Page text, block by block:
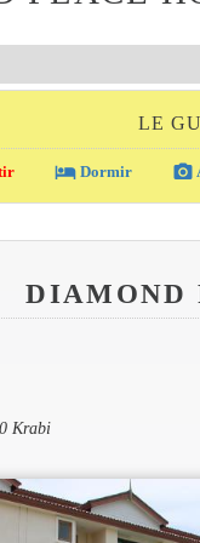
LE
local_hotel Dormir photo_camera
DIAMOND
Krabi